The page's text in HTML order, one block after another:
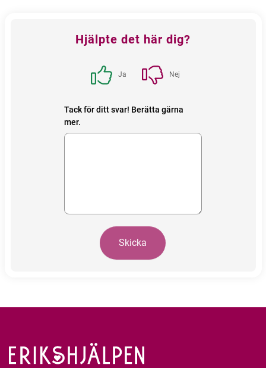
blockHjälpte det här dig?
Ja Nej
Tack för ditt svar! Berätta gärna
mer.
Skicka